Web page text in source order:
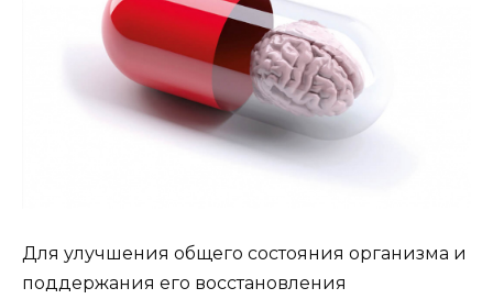
Для улучшения общего состояния организма и
поддержания его восстановления